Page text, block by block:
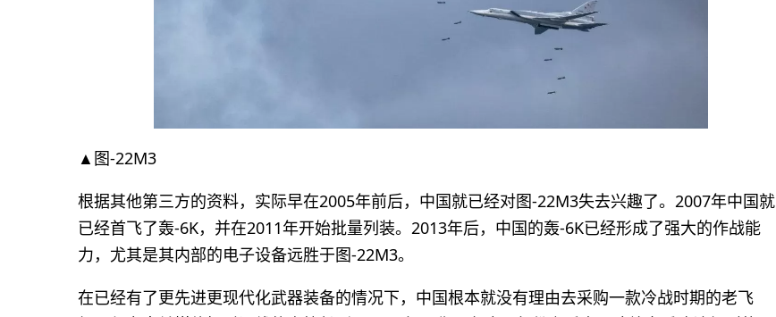
▲图-22M3
根据其他第三方的资料，实际早在2005年前后，中国就已经对图-22M3失去兴趣了。2007年中国就
已经首飞了轰-6K，并在2011年开始批量列装。2013年后，中国的轰-6K已经形成了强大的作战能
力，尤其是其内部的电子设备远胜于图-22M3。
在已经有了更先进更现代化武器装备的情况下，中国根本就没有理由去采购一款冷战时期的老飞